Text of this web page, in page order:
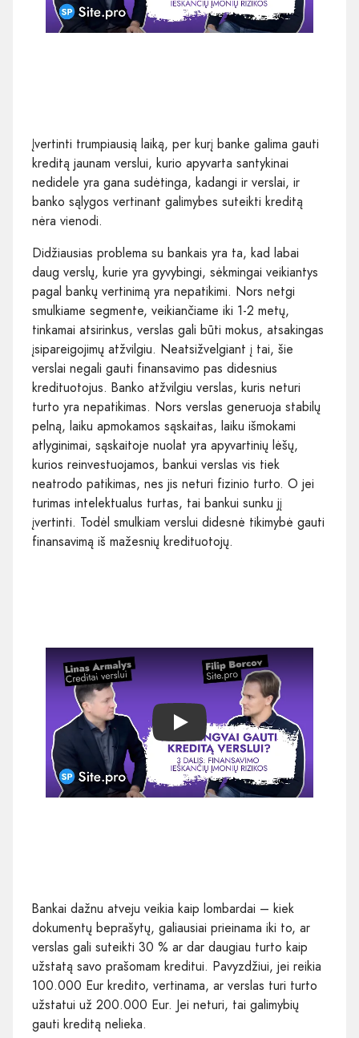
Įvertinti trumpiausią laiką, per kurį banke galima gauti
kreditą jaunam verslui, kurio apyvarta santykinai
nedidele yra gana sudėtinga, kadangi ir verslai, ir
banko sąlygos vertinant galimybes suteikti kreditą
nėra vienodi.
Didžiausias problema su bankais yra ta, kad labai
daug verslų, kurie yra gyvybingi, sėkmingai veikiantys
pagal bankų vertinimą yra nepatikimi. Nors netgi
smulkiame segmente, veikiančiame iki 1-2 metų,
tinkamai atsirinkus, verslas gali būti mokus, atsakingas
įsipareigojimų atžvilgiu. Neatsižvelgiant į tai, šie
verslai negali gauti finansavimo pas didesnius
kredituotojus. Banko atžvilgiu verslas, kuris neturi
turto yra nepatikimas. Nors verslas generuoja stabilų
pelną, laiku apmokamos sąskaitas, laiku išmokami
atlyginimai, sąskaitoje nuolat yra apyvartinių lėšų,
kurios reinvestuojamos, bankui verslas vis tiek
neatrodo patikimas, nes jis neturi fizinio turto. O jei
turimas intelektualus turtas, tai bankui sunku jį
įvertinti. Todėl smulkiam verslui didesnė tikimybė gauti
finansavimą iš mažesnių kredituotojų.
Play
Bankai dažnu atveju veikia kaip lombardai – kiek
dokumentų beprašytų, galiausiai prieinama iki to, ar
verslas gali suteikti 30 % ar dar daugiau turto kaip
užstatą savo prašomam kreditui. Pavyzdžiui, jei reikia
100.000 Eur kredito, vertinama, ar verslas turi turto
užstatui už 200.000 Eur. Jei neturi, tai galimybių
gauti kreditą nelieka.